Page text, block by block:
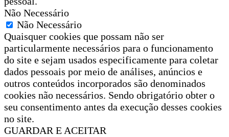
Não Necessário
Não Necessário
Quaisquer cookies que possam não ser
particularmente necessários para o funcionamento
do site e sejam usados especificamente para coletar
dados pessoais por meio de análises, anúncios e
outros conteúdos incorporados são denominados
cookies não necessários. Sendo obrigatório obter o
seu consentimento antes da execução desses cookies
no site.
GUARDAR E ACEITAR